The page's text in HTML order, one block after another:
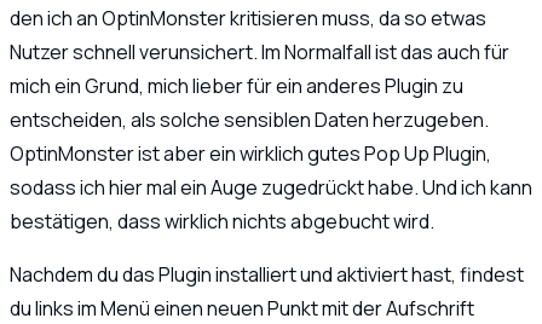
den ich an OptinMonster kritisieren muss, da so etwas
Nutzer schnell verunsichert. Im Normalfall ist das auch für
mich ein Grund, mich lieber für ein anderes Plugin zu
entscheiden, als solche sensiblen Daten herzugeben.
OptinMonster ist aber ein wirklich gutes Pop Up Plugin,
sodass ich hier mal ein Auge zugedrückt habe. Und ich kann
bestätigen, dass wirklich nichts abgebucht wird.
Nachdem du das Plugin installiert und aktiviert hast, findest
du links im Menü einen neuen Punkt mit der Aufschrift